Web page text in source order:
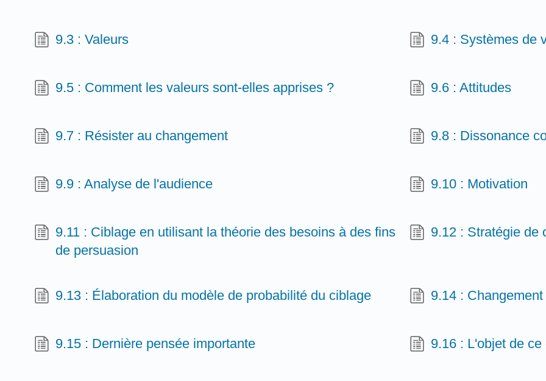
9.3 : Valeurs 9.4 : Systèmes de
9.5 : Comment les valeurs sont-elles apprises ? 9.6 : Attitudes
9.7 : Résister au changement 9.8 : Dissonance
9.9 : Analyse de l'audience 9.10 : Motivation
9.11 : Ciblage en utilisant la théorie des besoins à des fins
de persuasion
9.12 : Stratégie de
9.13 : Élaboration du modèle de probabilité du ciblage 9.14 :
9.15 : Dernière pensée importante 9.16 : L'objet de ce